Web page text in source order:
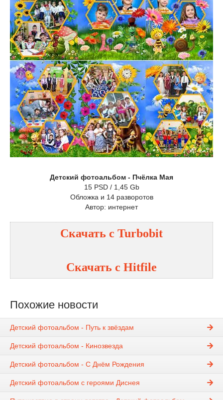
Детский фотоальбом - Пчёлка Мая
15 PSD / 1,45 Gb
Обложка и 14 разворотов
Автор: интернет
Скачать с Turbobit
Скачать с Hitfile
Похожие новости
Детский фотоальбом - Путь к звёздам
Детский фотоальбом - Кинозвезда
Детский фотоальбом - С Днём Рождения
Детский фотоальбом с героями Диснея